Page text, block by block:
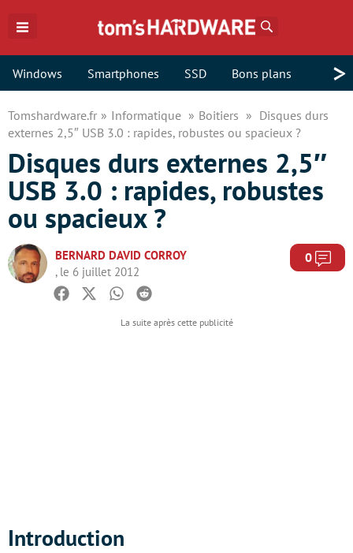
Windows Smartphones SSD Bons plans >
Tomshardware.fr Informatique Boitiers
Disques durs
externes 2,5″ USB 3.0 : rapides, robustes ou spacieux ?
Disques durs externes 2,5″
USB 3.0 : rapides, robustes
ou spacieux ?
BERNARD DAVID CORROY
, le 6 juillet 2012
0
Facebook
TwitterWhatsapp
Reddit
Introduction